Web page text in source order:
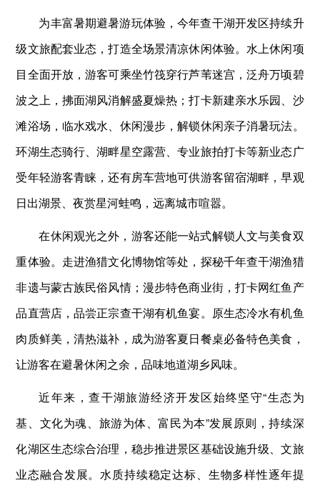
为丰富暑期避暑游玩体验，今年查干湖开发区持续升
级文旅配套业态，打造全场景清凉休闲体验。水上休闲项
目全面开放，游客可乘坐竹筏穿行芦苇迷宫，泛舟万顷碧
波之上，拂面湖风消解盛夏燥热；打卡新建亲水乐园、沙
滩浴场，临水戏水、休闲漫步，解锁休闲亲子消暑玩法。
环湖生态骑行、湖畔星空露营、专业旅拍打卡等新业态广
受年轻游客青睐，还有房车营地可供游客留宿湖畔，早观
日出湖景、夜赏星河蛙鸣，远离城市喧嚣。
在休闲观光之外，游客还能一站式解锁人文与美食双
重体验。走进渔猎文化博物馆等处，探秘千年查干湖渔猎
非遗与蒙古族民俗风情；漫步特色商业街，打卡网红鱼产
品直营店，品尝正宗查干湖有机鱼宴。原生态冷水有机鱼
肉质鲜美，清热滋补，成为游客夏日餐桌必备特色美食，
让游客在避暑休闲之余，品味地道湖乡风味。
近年来，查干湖旅游经济开发区始终坚守“生态为
基、文化为魂、旅游为体、富民为本”发展原则，持续深
化湖区生态综合治理，稳步推进景区基础设施升级、文旅
业态融合发展。水质持续稳定达标、生物多样性逐年提